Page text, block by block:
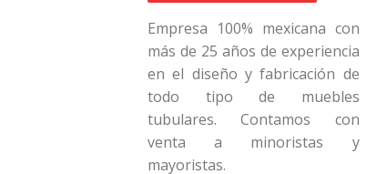
Empresa 100% mexicana con
más de 25 años de experiencia
en el diseño y fabricación de
todo tipo de muebles
tubulares. Contamos con
venta a minoristas y
mayoristas.